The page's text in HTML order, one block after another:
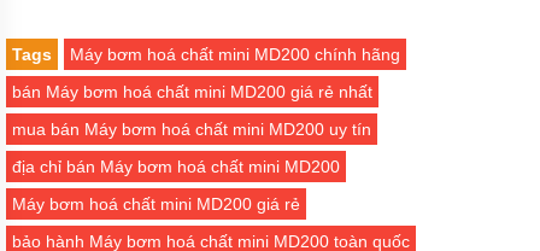
Bơm
bánh
răng
KCB
Máy
bơm
bánh
răng
thân
bằng
Tags
Máy bơm hoá chất mini MD200 chính hãng
bán Máy bơm hoá chất mini MD200 giá rẻ nhất
mua bán Máy bơm hoá chất mini MD200 uy tín
địa chỉ bán Máy bơm hoá chất mini MD200
Máy bơm hoá chất mini MD200 giá rẻ
bảo hành Máy bơm hoá chất mini MD200 toàn quốc